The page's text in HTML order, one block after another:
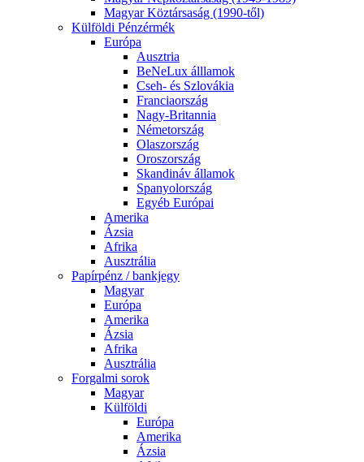
Magyar Köztársaság (1990-től)
Külföldi Pénzérmék
Európa
Ausztria
BeNeLux álllamok
Cseh- és Szlovákia
Franciaország
Nagy-Britannia
Németország
Olaszország
Oroszország
Skandináv államok
Spanyolország
Egyéb Európai
Amerika
Ázsia
Afrika
Ausztrália
Papírpénz / bankjegy
Magyar
Európa
Amerika
Ázsia
Afrika
Ausztrália
Forgalmi sorok
Magyar
Külföldi
Európa
Amerika
Ázsia